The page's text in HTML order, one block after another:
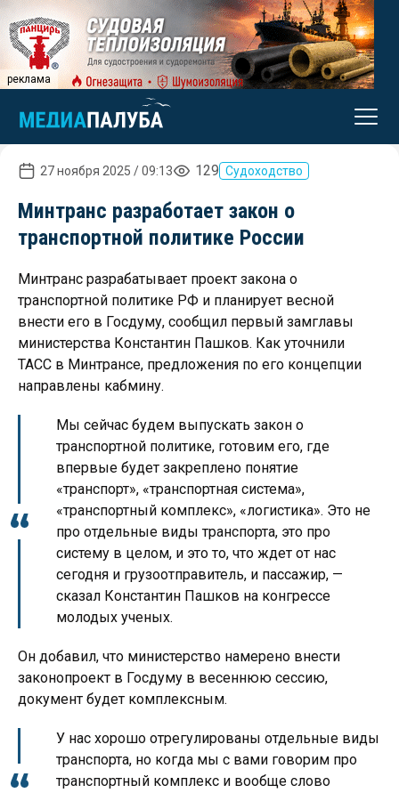
реклама
27 ноября 2025 / 09:13 129 Судоходство
Минтранс разработает закон о
транспортной политике России
Минтранс разрабатывает проект закона о
транспортной политике РФ и планирует весной
внести его в Госдуму, сообщил первый замглавы
министерства Константин Пашков. Как уточнили
ТАСС в Минтрансе, предложения по его концепции
направлены кабмину.
Мы сейчас будем выпускать закон о
транспортной политике, готовим его, где
впервые будет закреплено понятие
«транспорт», «транспортная система»,
«транспортный комплекс», «логистика». Это не
про отдельные виды транспорта, это про
систему в целом, и это то, что ждет от нас
сегодня и грузоотправитель, и пассажир, —
сказал Константин Пашков на конгрессе
молодых ученых.
Он добавил, что министерство намерено внести
законопроект в Госдуму в весеннюю сессию,
документ будет комплексным.
У нас хорошо отрегулированы отдельные виды
транспорта, но когда мы с вами говорим про
транспортный комплекс и вообще слово